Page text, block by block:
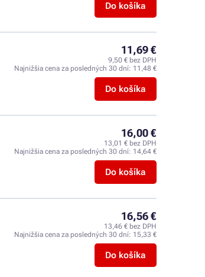
Do košíka
11,69 €
9,50 € bez DPH
Najnižšia cena za posledných 30 dní: 11,48 €
Do košíka
16,00 €
13,01 € bez DPH
Najnižšia cena za posledných 30 dní: 14,64 €
Do košíka
16,56 €
13,46 € bez DPH
Najnižšia cena za posledných 30 dní: 15,33 €
Do košíka